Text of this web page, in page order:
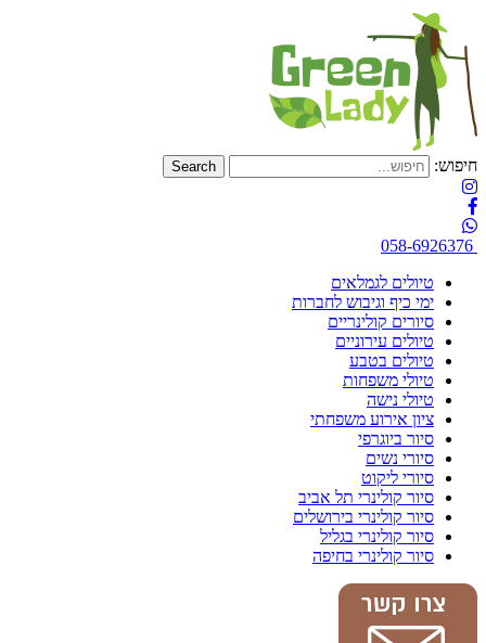
חיפוש:
058-6926376
טיולים לגמלאים
ימי כיף וגיבוש לחברות
סיורים קולינריים
טיולים עירוניים
טיולים בטבע
טיולי משפחות
טיולי נישה
ציון אירוע משפחתי
סיור ביוגרפי
סיורי נשים
סיורי ליקוט
סיור קולינרי תל אביב
סיור קולינרי בירושלים
סיור קולינרי בגליל
סיור קולינרי בחיפה